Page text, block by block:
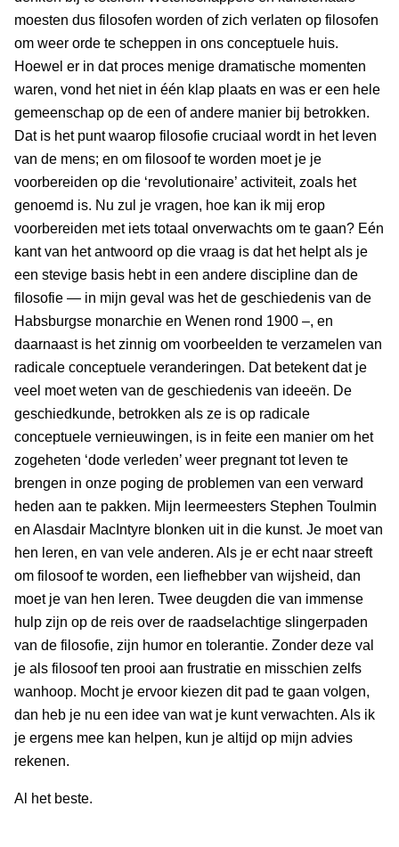
moesten dus filosofen worden of zich verlaten op filosofen
om weer orde te scheppen in ons conceptuele huis.
Hoewel er in dat proces menige dramatische momenten
waren, vond het niet in één klap plaats en was er een hele
gemeenschap op de een of andere manier bij betrokken.
Dat is het punt waarop filosofie cruciaal wordt in het leven
van de mens; en om filosoof te worden moet je je
voorbereiden op die ‘revolutionaire’ activiteit, zoals het
genoemd is. Nu zul je vragen, hoe kan ik mij erop
voorbereiden met iets totaal onverwachts om te gaan? Eén
kant van het antwoord op die vraag is dat het helpt als je
een stevige basis hebt in een andere discipline dan de
filosofie — in mijn geval was het de geschiedenis van de
Habsburgse monarchie en Wenen rond 1900 –, en
daarnaast is het zinnig om voorbeelden te verzamelen van
radicale conceptuele veranderingen. Dat betekent dat je
veel moet weten van de geschiedenis van ideeën. De
geschiedkunde, betrokken als ze is op radicale
conceptuele vernieuwingen, is in feite een manier om het
zogeheten ‘dode verleden’ weer pregnant tot leven te
brengen in onze poging de problemen van een verward
heden aan te pakken. Mijn leermeesters Stephen Toulmin
en Alasdair MacIntyre blonken uit in die kunst. Je moet van
hen leren, en van vele anderen. Als je er echt naar streeft
om filosoof te worden, een liefhebber van wijsheid, dan
moet je van hen leren. Twee deugden die van immense
hulp zijn op de reis over de raadselachtige slingerpaden
van de filosofie, zijn humor en tolerantie. Zonder deze val
je als filosoof ten prooi aan frustratie en misschien zelfs
wanhoop. Mocht je ervoor kiezen dit pad te gaan volgen,
dan heb je nu een idee van wat je kunt verwachten. Als ik
je ergens mee kan helpen, kun je altijd op mijn advies
rekenen.
Al het beste.